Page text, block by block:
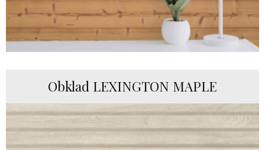
Obklad LEXINGTON MAPLE